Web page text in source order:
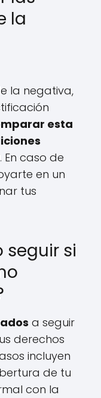
la
la negativa,
esta
. En caso de
en un
tus
seguir si
a seguir
derechos
incluyen
de tu
con la